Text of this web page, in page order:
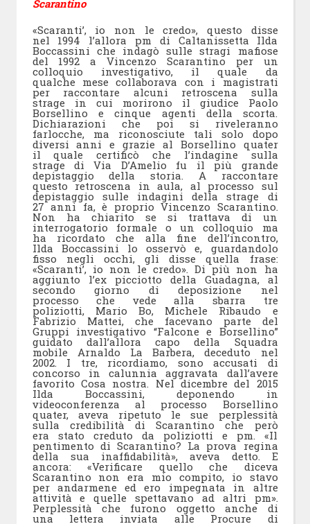
Scarantino
«Scaranti’, io non le credo», questo disse
nel 1994 l’allora pm di Caltanissetta Ilda
Boccassini che indagò sulle stragi mafiose
del 1992 a Vincenzo Scarantino per un
colloquio investigativo, il quale da
qualche mese collaborava con i magistrati
per raccontare alcuni retroscena sulla
strage in cui morirono il giudice Paolo
Borsellino e cinque agenti della scorta.
Dichiarazioni che poi si riveleranno
farlocche, ma riconosciute tali solo dopo
diversi anni e grazie al Borsellino quater
il quale certificò che l’indagine sulla
strage di Via D’Amelio fu il più grande
depistaggio della storia. A raccontare
questo retroscena in aula, al processo sul
depistaggio sulle indagini della strage di
27 anni fa, è proprio Vincenzo Scarantino.
Non ha chiarito se si trattava di un
interrogatorio formale o un colloquio ma
ha ricordato che alla fine dell’incontro,
Ilda Boccassini lo osservò e, guardandolo
fisso negli occhi, gli disse quella frase:
«Scaranti’, io non le credo». Di più non ha
aggiunto l’ex picciotto della Guadagna, al
secondo giorno di deposizione nel
processo che vede alla sbarra tre
poliziotti, Mario Bo, Michele Ribaudo e
Fabrizio Mattei, che facevano parte del
Gruppi investigativo “Falcone e Borsellino”
guidato dall’allora capo della Squadra
mobile Arnaldo La Barbera, deceduto nel
2002. I tre, ricordiamo, sono accusati di
concorso in calunnia aggravata dall’avere
favorito Cosa nostra. Nel dicembre del 2015
Ilda Boccassini, deponendo in
videoconferenza al processo Borsellino
quater, aveva ripetuto le sue perplessità
sulla credibilità di Scarantino che però
era stato creduto da poliziotti e pm. «Il
pentimento di Scarantino? La prova regina
della sua inaffidabilità», aveva detto. E
ancora: «Verificare quello che diceva
Scarantino non era mio compito, io stavo
per andarmene ed ero impegnata in altre
attività e quelle spettavano ad altri pm».
Perplessità che furono oggetto anche di
una lettera inviata alle Procure di